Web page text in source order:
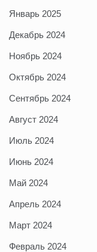
Январь 2025
Декабрь 2024
Ноябрь 2024
Октябрь 2024
Сентябрь 2024
Август 2024
Июль 2024
Июнь 2024
Май 2024
Апрель 2024
Март 2024
Февраль 2024